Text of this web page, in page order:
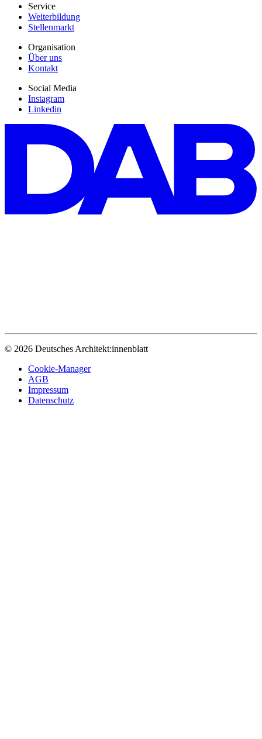
Service
Weiterbildung
Stellenmarkt
Organisation
Über uns
Kontakt
Social Media
Instagram
Linkedin
© 2026 Deutsches Architekt:innenblatt
Cookie-Manager
AGB
Impressum
Datenschutz